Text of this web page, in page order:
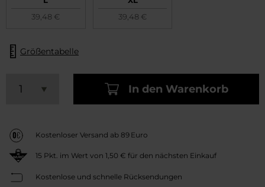
39,48 €
39,48 €
Größentabelle
In den Warenkorb
Kostenloser Versand ab 89 Euro
15 Pkt. im Wert von 1,50 € für den nächsten Einkauf
Kostenlose und schnelle Rücksendungen